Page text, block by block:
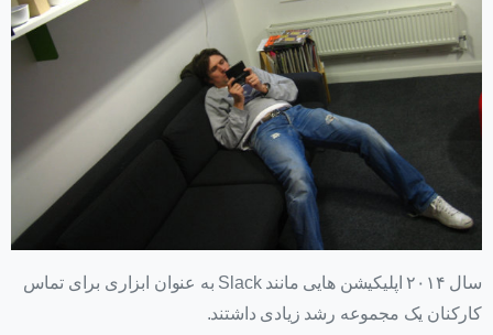
سال ۲۰۱۴ اپلیکیشن هایی مانند Slack به عنوان ابزاری برای تماس
کارکنان یک مجموعه رشد زیادی داشتند.